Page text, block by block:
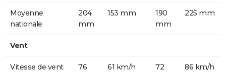
Moyenne
nationale
204
mm
153 mm
190
mm
225 mm
Vent
Vitesse de vent
76
61 km/h
72
86 km/h